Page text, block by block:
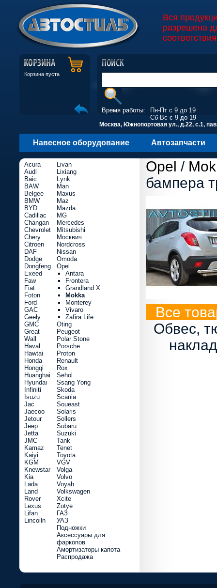
Вся
разрешена
Корзина пуста
Время работы:
Пн-Пт с 9 до 19
Сб-Вс с 9 до 19
Москва, Южнопортовая ул., д.22, с.1,
Навесное оборудование Автозапчасти
Opel /
бампера
Все
Обвес,
Acura
Audi
Baic
BAW
Belgee
BMW
BYD
Cadillac
Changan
Chevrolet
Chery
Citroen
DAF
Dodge
Dongfeng
Exeed
Faw
Fiat
Foton
Ford
GAC
Geely
GMC
Great
Wall
Haval
Hawtai
Honda
Hongqi
Huanghai
Hyundai
Infiniti
Isuzu
Jac
Jaecoo
Jetour
Jeep
Jetta
JMC
Kamaz
Kaiyi
KGM
Knewstar
Kia
Lada
Land
Rover
Lexus
Lifan
Lincoiln
Livan
Lixiang
Lynk
Man
Maxus
Maz
Mazda
MG
Mercedes
Mitsubishi
Москвич
Nordcross
Nissan
Omoda
Opel
Antara
Frontera
Grandland X
Mokka
Monterey
Vivaro
Zafira Life
Oting
Peugeot
Polar Stone
Porsche
Proton
Renault
Rox
Sehol
Ssang Yong
Skoda
Scania
Soueast
Solaris
Sollers
Subaru
Suzuki
Tank
Tenet
Toyota
VGV
Volga
Volvo
Voyah
Volkswagen
Xcite
Zotye
ГАЗ
УАЗ
Подножки
Аксессуары для
фаркопов
Амортизаторы капота
Распродажа